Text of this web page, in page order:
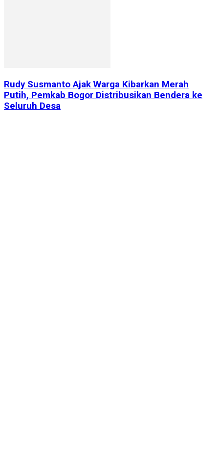
Rudy Susmanto Ajak Warga Kibarkan Merah
Putih, Pemkab Bogor Distribusikan Bendera ke
Seluruh Desa